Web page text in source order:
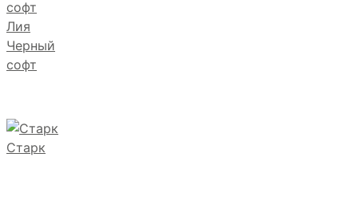
Лия
Черный
софт
Старк